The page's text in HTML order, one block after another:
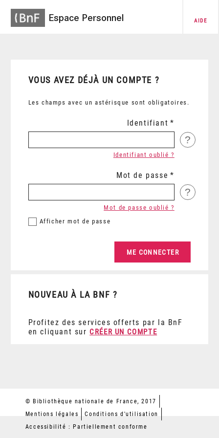
Espace Personnel AIDE
VOUS AVEZ DÉJÀ UN COMPTE ?
Les champs avec un astérisque sont obligatoires.
Identifiant
?
Identifiant oublié ?
Mot de passe
?
Afficher mot de passe
Mot de passe oublié ?
NOUVEAU À LA BNF ?
Profitez des services offerts par la BnF
en cliquant sur CRÉER UN COMPTE
© Bibliothèque nationale de France, 2017
Mentions légales
Conditions d'utilisation
Accessibilité : Partiellement conforme